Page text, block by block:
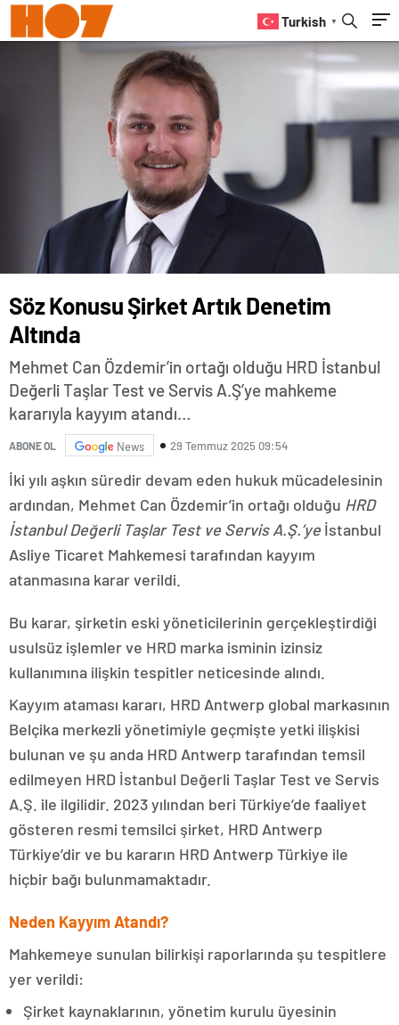
Turkish ▼
Söz Konusu Şirket Artık Denetim
Altında
Mehmet Can Özdemir’in ortağı olduğu HRD İstanbul
Değerli Taşlar Test ve Servis A.Ş’ye mahkeme
kararıyla kayyım atandı…
ABONE OL News 29 Temmuz 2025 09:54
İki yılı aşkın süredir devam eden hukuk mücadelesinin
ardından, Mehmet Can Özdemir’in ortağı olduğu HRD
İstanbul Değerli Taşlar Test ve Servis A.Ş.’ye İstanbul
Asliye Ticaret Mahkemesi tarafından kayyım
atanmasına karar verildi.
Bu karar, şirketin eski yöneticilerinin gerçekleştirdiği
usulsüz işlemler ve HRD marka isminin izinsiz
kullanımına ilişkin tespitler neticesinde alındı.
Kayyım ataması kararı, HRD Antwerp global markasının
Belçika merkezli yönetimiyle geçmişte yetki ilişkisi
bulunan ve şu anda HRD Antwerp tarafından temsil
edilmeyen HRD İstanbul Değerli Taşlar Test ve Servis
A.Ş. ile ilgilidir. 2023 yılından beri Türkiye’de faaliyet
gösteren resmi temsilci şirket, HRD Antwerp
Türkiye’dir ve bu kararın HRD Antwerp Türkiye ile
hiçbir bağı bulunmamaktadır.
Neden Kayyım Atandı?
Mahkemeye sunulan bilirkişi raporlarında şu tespitlere
yer verildi:
Şirket kaynaklarının, yönetim kurulu üyesinin